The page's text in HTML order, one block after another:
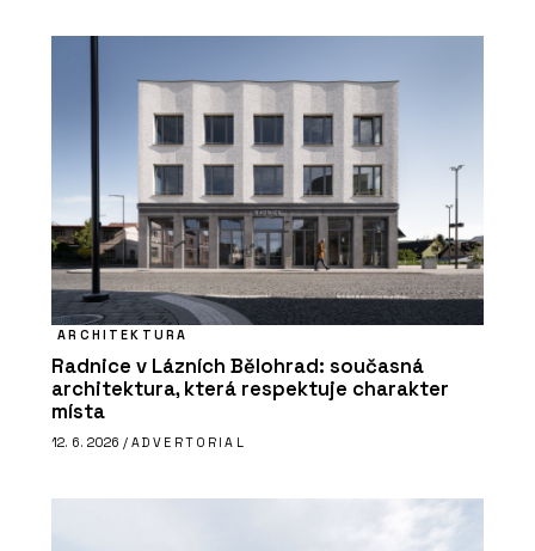
ARCHITEKTURA
Radnice v Lázních Bělohrad: současná
architektura, která respektuje charakter
místa
12. 6. 2026 / ADVERTORIAL